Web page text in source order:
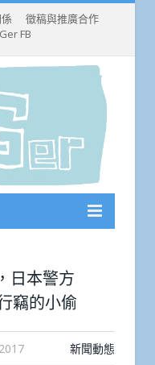
徵稿與推廣合作
FB
日本警方
竊的小偷
新聞動態